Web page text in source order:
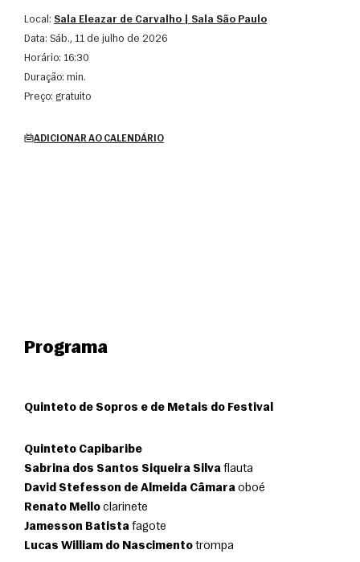
Local: Sala Eleazar de Carvalho | Sala São Paulo
Data:
sáb., 11 de julho de 2026
Horário:
16:30
Duração: min.
Preço: gratuito
ADICIONAR AO CALENDÁRIO
Programa
Quinteto de Sopros e de Metais do Festival
Quinteto Capibaribe
Sabrina dos Santos Siqueira Silva flauta
David Stefesson de Almeida Câmara oboé
Renato Mello clarinete
Jamesson Batista fagote
Lucas William do Nascimento trompa